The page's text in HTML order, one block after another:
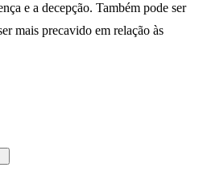
e a decepção. Também pode ser
mais precavido em relação às